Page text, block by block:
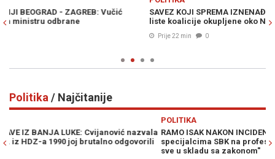
SAVEZ KOJI SPREMA IZNENAĐENJE NA IZBORIMA: Ovo su izborne
liste koalicije okupljene oko NES-a
Politika / Najčitanije
RAMO ISAK NAKON INCIDENTA U BUGOJNU: "Čestitam
specijalcima SBK na profesionalno urađenom poslu, uradili su